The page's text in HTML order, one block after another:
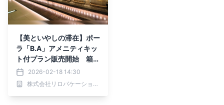
【美といやしの滞在】ポー
ラ「B.A」アメニティキッ
ト付プラン販売開始 箱根
温泉とポーラ最高峰スキン
ケアB.Aで格別なひととき
を｜2026年2月20日
2026-02-18 14:30
株式会社リロバケーションズ